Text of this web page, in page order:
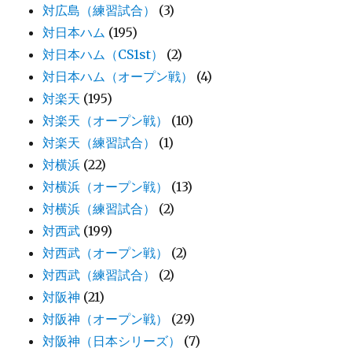
対広島（練習試合）
(3)
対日本ハム (195)
対日本ハム（CS1st）
(2)
対日本ハム（オープン戦）
(4)
対楽天 (195)
対楽天（オープン戦）
(10)
対楽天（練習試合）
(1)
対横浜 (22)
対横浜（オープン戦）
(13)
対横浜（練習試合）
(2)
対西武 (199)
対西武（オープン戦）
(2)
対西武（練習試合）
(2)
対阪神 (21)
対阪神（オープン戦）
(29)
対阪神（日本シリーズ）
(7)